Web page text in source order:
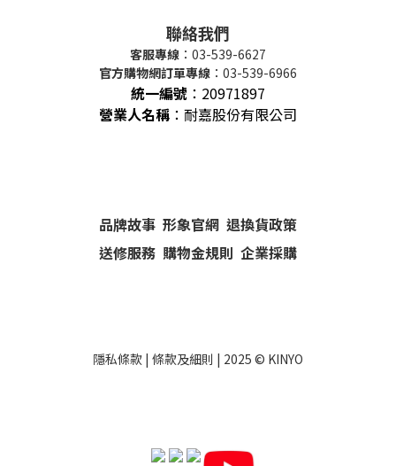
聯絡我們
客服專線 ：03-539-6627
官方購物網訂單專線 ：03-539-6966
統一編號 ： 20971897
營業人名稱 ：耐嘉股份有限公司
品牌故事 形象官網 退換貨政策
送修服務 購物金規則 企業採購
隱私條款 | 條款及細則 | 2025 © KINYO